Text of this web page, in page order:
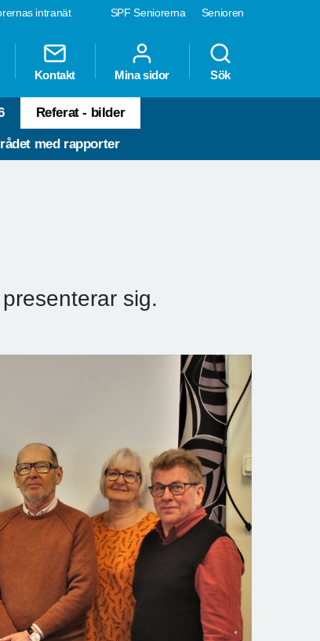
SPF Seniorerna Senioren
intranät
Kontakt Mina sidor Sök
Referat - bilder
med rapporter
sig.